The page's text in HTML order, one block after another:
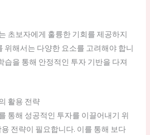
초보자에게 훌륭한 기회를 제공하지
위해서는 다양한 요소를 고려해야 합니
습을 통해 안정적인 투자 기반을 다져
활용 전략
통해 성공적인 투자를 이끌어내기 위
전략이 필요합니다. 이를 통해 보다